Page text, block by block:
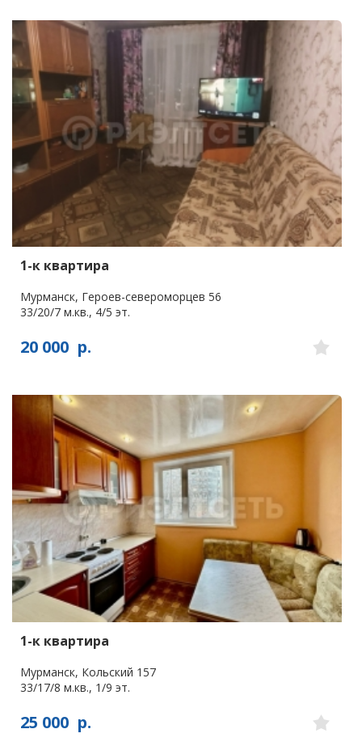
1-к квартира
Мурманск, Героев-североморцев 56
33/20/7 м.кв., 4/5 эт.
20 000 р.
1-к квартира
Мурманск, Кольский 157
33/17/8 м.кв., 1/9 эт.
25 000 р.